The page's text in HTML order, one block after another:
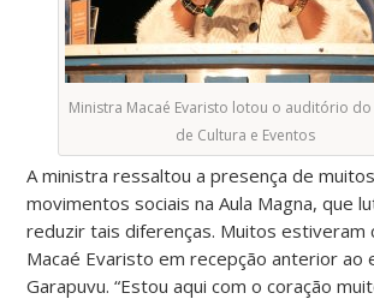
Ministra Macaé Evaristo lotou o auditório
de Cultura e Eventos
A ministra ressaltou a presença de muitos
movimentos sociais na Aula Magna, que
reduzir tais diferenças. Muitos estiveram
Macaé Evaristo em recepção anterior ao
Garapuvu. “Estou aqui com o coração